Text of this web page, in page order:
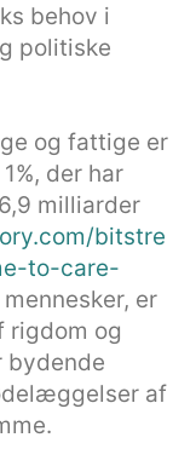
behov i
politiske
og fattige er
der har
milliarder
bitstre
to-care-
mennesker, er
rigdom og
bydende
af